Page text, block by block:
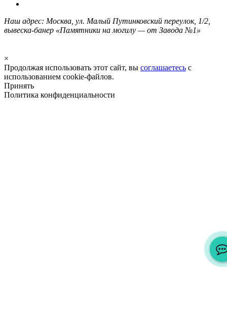
Наш адрес: Москва, ул. Малый Путинковский переулок, 1/2,
вывеска-банер «Памятники на могилу — от Завода №1»
×
Продолжая использовать этот сайт, вы соглашаетесь с
использованием cookie-файлов.
Принять
Политика конфиденциальности